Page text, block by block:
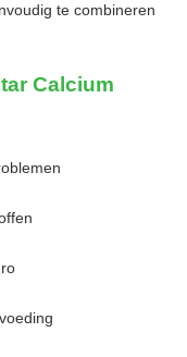
te combineren
Calcium